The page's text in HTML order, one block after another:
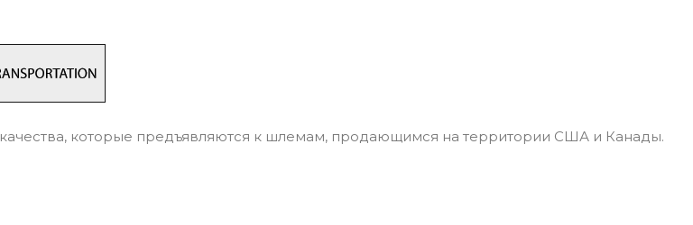
качества, которые предъявляются к шлемам, продающимся на территории США и Канады.